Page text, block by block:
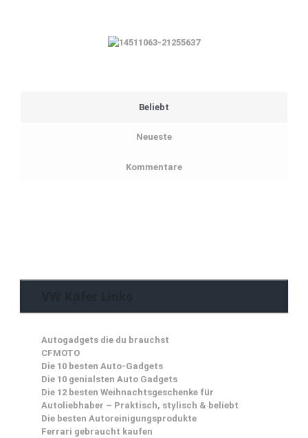
Beliebt
Neueste
Kommentare
Autogadgets die du brauchst
CFMOTO
Die 10 besten Auto-Gadgets
Die 10 genialsten Auto Gadgets
Die 12 besten Weihnachtsgeschenke für
Autoliebhaber – Praktisch, stylisch & beliebt
Die besten Autoreinigungsprodukte
Ferrari gebraucht kaufen